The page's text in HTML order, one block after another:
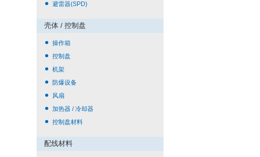
避雷器(SPD)
壳体 / 控制盘
操作箱
控制盘
机架
防爆设备
风扇
加热器 / 冷却器
控制盘材料
配线材料